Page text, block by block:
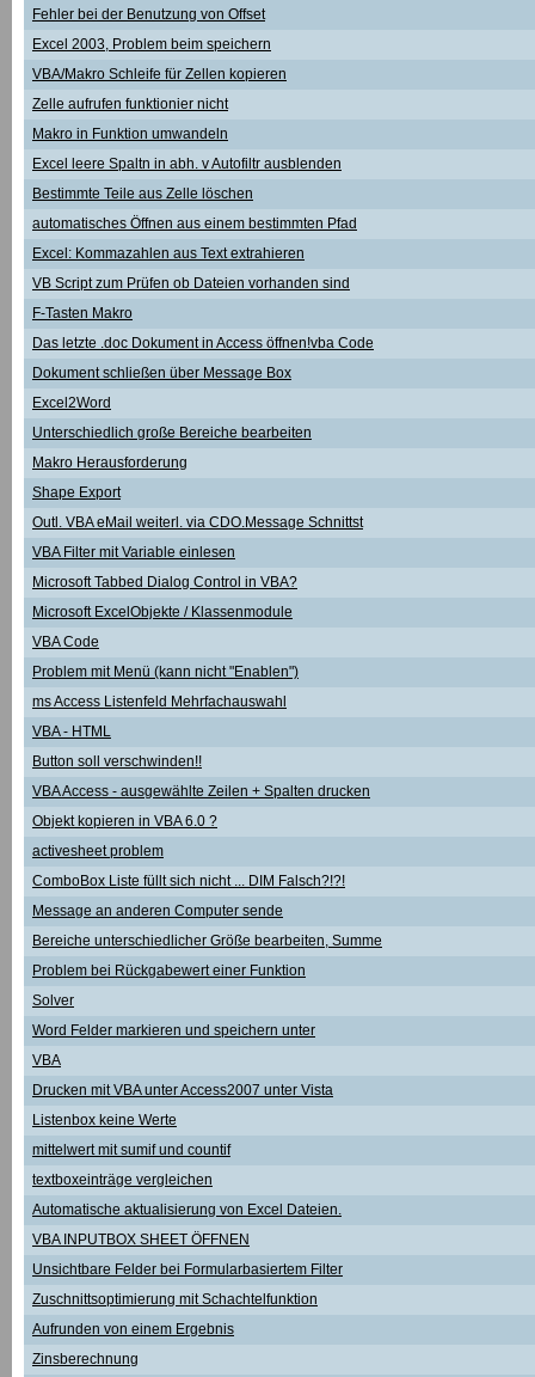
Fehler bei der Benutzung von Offset
Excel 2003, Problem beim speichern
VBA/Makro Schleife für Zellen kopieren
Zelle aufrufen funktionier nicht
Makro in Funktion umwandeln
Excel leere Spaltn in abh. v Autofiltr ausblenden
Bestimmte Teile aus Zelle löschen
automatisches Öffnen aus einem bestimmten Pfad
Excel: Kommazahlen aus Text extrahieren
VB Script zum Prüfen ob Dateien vorhanden sind
F-Tasten Makro
Das letzte .doc Dokument in Access öffnen!vba Code
Dokument schließen über Message Box
Excel2Word
Unterschiedlich große Bereiche bearbeiten
Makro Herausforderung
Shape Export
Outl. VBA eMail weiterl. via CDO.Message Schnittst
VBA Filter mit Variable einlesen
Microsoft Tabbed Dialog Control in VBA?
Microsoft ExcelObjekte / Klassenmodule
VBA Code
Problem mit Menü (kann nicht "Enablen")
ms Access Listenfeld Mehrfachauswahl
VBA - HTML
Button soll verschwinden!!
VBA Access - ausgewählte Zeilen + Spalten drucken
Objekt kopieren in VBA 6.0 ?
activesheet problem
ComboBox Liste füllt sich nicht ... DIM Falsch?!?!
Message an anderen Computer sende
Bereiche unterschiedlicher Größe bearbeiten, Summe
Problem bei Rückgabewert einer Funktion
Solver
Word Felder markieren und speichern unter
VBA
Drucken mit VBA unter Access2007 unter Vista
Listenbox keine Werte
mittelwert mit sumif und countif
textboxeinträge vergleichen
Automatische aktualisierung von Excel Dateien.
VBA INPUTBOX SHEET ÖFFNEN
Unsichtbare Felder bei Formularbasiertem Filter
Zuschnittsoptimierung mit Schachtelfunktion
Aufrunden von einem Ergebnis
Zinsberechnung